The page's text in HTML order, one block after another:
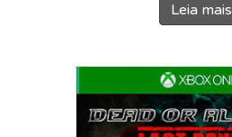
Leia mais